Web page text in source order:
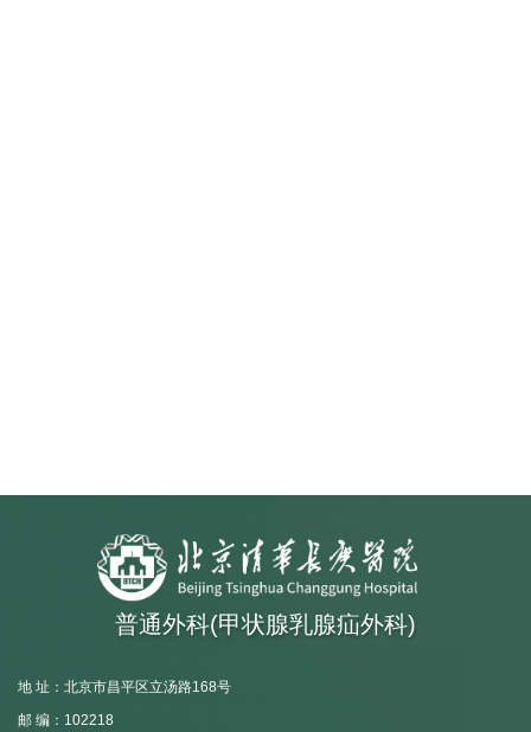
普通外科(甲状腺乳腺疝外科)
地 址：北京市昌平区立汤路168号
邮 编：102218